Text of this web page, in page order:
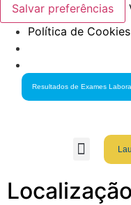
Salvar preferências
Política de Cookies
Resultados de Exames